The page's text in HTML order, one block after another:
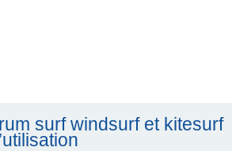
surf windsurf et kitesurf